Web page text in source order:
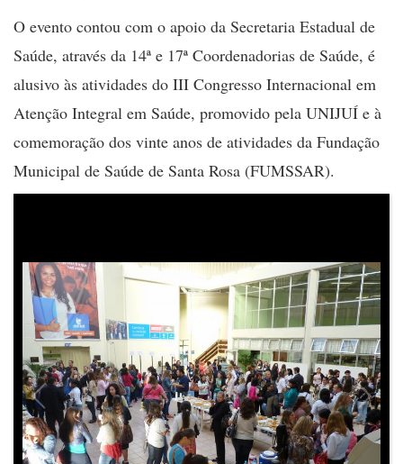
O evento contou com o apoio da Secretaria Estadual de
Saúde, através da 14ª e 17ª Coordenadorias de Saúde, é
alusivo às atividades do III Congresso Internacional em
Atenção Integral em Saúde, promovido pela UNIJUÍ e à
comemoração dos vinte anos de atividades da Fundação
Municipal de Saúde de Santa Rosa (FUMSSAR).